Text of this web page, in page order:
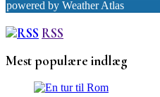
powered by Weather Atlas
RSS
Mest populære indlæg